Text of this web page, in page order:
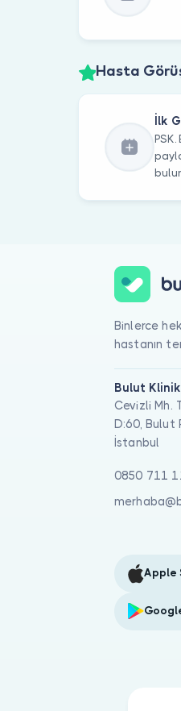
Hasta
İlk
Binlerce
hastanın
Bulut
Cevizli Mh.
D:60, Bulut
İstanbul
0850 711
Apple